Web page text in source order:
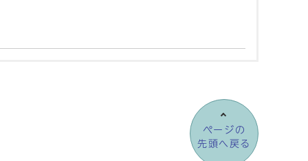
ページの
先頭へ戻る